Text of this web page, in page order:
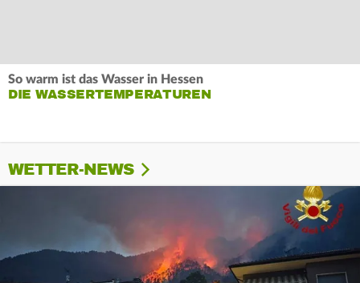
So warm ist das Wasser in Hessen
DIE WASSERTEMPERATUREN
WETTER-NEWS